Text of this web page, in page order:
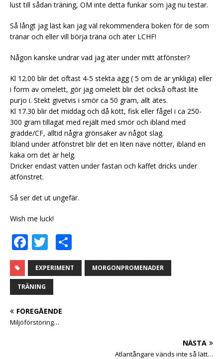
lust till sådan träning, OM inte detta funkar som jag nu testar.
Så långt jag läst kan jag väl rekommendera boken för de som
tränar och eller vill börja träna och äter LCHF!
Någon kanske undrar vad jag äter under mitt ätfönster?
Kl 12.00 blir det oftast 4-5 stekta ägg ( 5 om de är ynkliga) eller
i form av omelett, gör jag omelett blir det också oftast lite
purjo i. Stekt givetvis i smör ca 50 gram, allt ätes.
Kl 17.30 blir det middag och då kött, fisk eller fågel i ca 250-
300 gram tillagat med rejält med smör och ibland med
grädde/CF, alltid några grönsaker av något slag.
Ibland under ätfönstret blir det en liten näve nötter, ibland en
kaka om det är helg.
Dricker endast vatten under fastan och kaffet dricks under
ätfönstret.
Så ser det ut ungefär.
Wish me luck!
F
a
c
e
b
o
T
w
it
te
r
el
a
EXPERIMENT MORGONPROMENADER
TRÄNING
FÖREGÅENDE
Miljöförstöring…
NÄSTA
Atlantångare vänds inte så lätt…